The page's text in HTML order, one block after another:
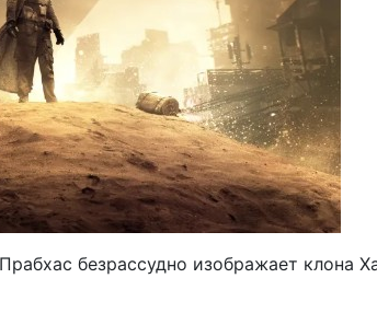
безрассудно изображает клона